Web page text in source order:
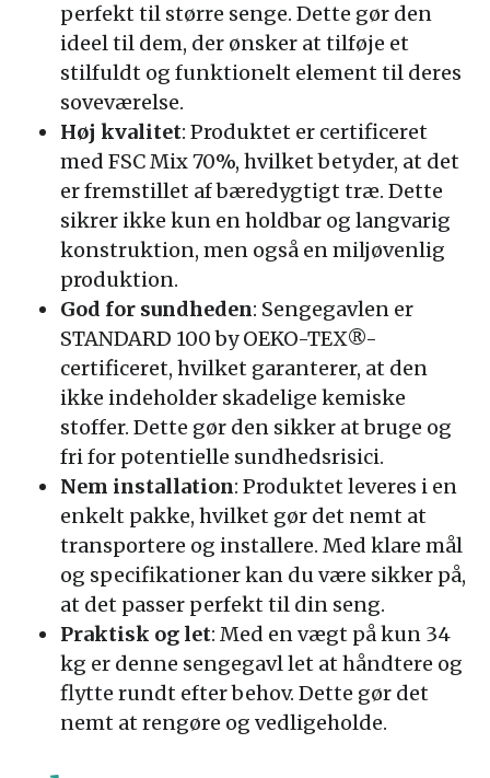
perfekt til større senge. Dette gør den
ideel til dem, der ønsker at tilføje et
stilfuldt og funktionelt element til deres
soveværelse.
Høj kvalitet: Produktet er certificeret
med FSC Mix 70%, hvilket betyder, at det
er fremstillet af bæredygtigt træ. Dette
sikrer ikke kun en holdbar og langvarig
konstruktion, men også en miljøvenlig
produktion.
God for sundheden: Sengegavlen er
STANDARD 100 by OEKO-TEX®-
certificeret, hvilket garanterer, at den
ikke indeholder skadelige kemiske
stoffer. Dette gør den sikker at bruge og
fri for potentielle sundhedsrisici.
Nem installation: Produktet leveres i en
enkelt pakke, hvilket gør det nemt at
transportere og installere. Med klare mål
og specifikationer kan du være sikker på,
at det passer perfekt til din seng.
Praktisk og let: Med en vægt på kun 34
kg er denne sengegavl let at håndtere og
flytte rundt efter behov. Dette gør det
nemt at rengøre og vedligeholde.